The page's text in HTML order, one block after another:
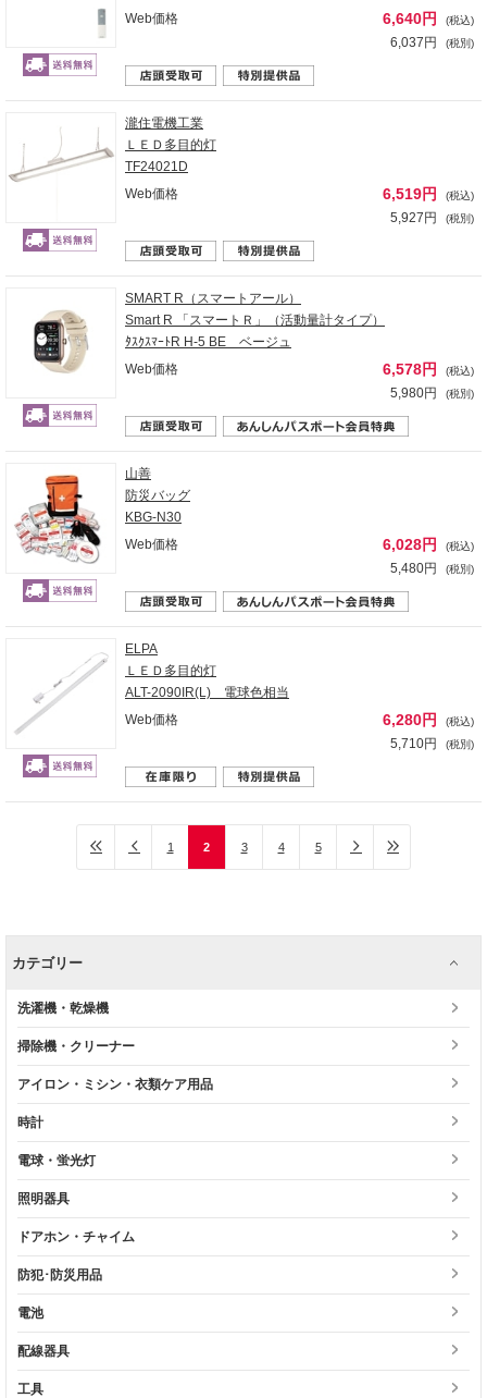
Web価格
6,640円 (税込)
6,037円 (税別)
瀧住電機工業
ＬＥＤ多目的灯
TF24021D
Web価格
6,519円 (税込)
5,927円 (税別)
SMART R（スマートアール）
Smart R 「スマートＲ」（活動量計タイプ）
ﾀｽｸｽﾏｰﾄR H-5 BE ベージュ
Web価格
6,578円 (税込)
5,980円 (税別)
山善
防災バッグ
KBG-N30
Web価格
6,028円 (税込)
5,480円 (税別)
ELPA
ＬＥＤ多目的灯
ALT-2090IR(L) 電球色相当
Web価格
6,280円 (税込)
5,710円 (税別)
1 2 3 4 5
カテゴリー
洗濯機・乾燥機
掃除機・クリーナー
アイロン・ミシン・衣類ケア用品
時計
電球・蛍光灯
照明器具
ドアホン・チャイム
防犯･防災用品
電池
配線器具
工具